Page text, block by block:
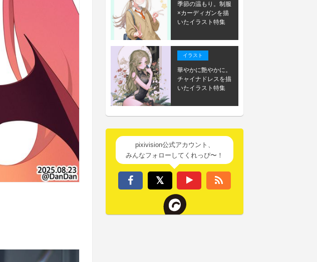
季節の温もり。制服
×カーディガンを描
いたイラスト特集
イラスト
華やかに艶やかに。
チャイナドレスを描
いたイラスト特集
pixivision公式アカウント、
みんなフォローしてくれっぴ〜！